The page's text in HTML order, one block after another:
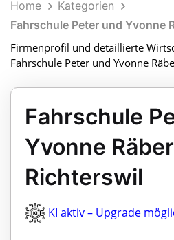
Home
Kategorien
Fahrschule Peter und Yvonne
Firmenprofil und detaillierte
Fahrschule Peter und Yvonne
Fahrschule
Yvonne
Richterswil
KI aktiv – Upgrade